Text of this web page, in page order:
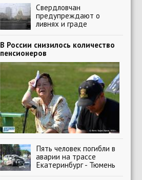
Свердловчан
предупреждают о
ливнях и граде
В России снизилось количество
пенсионеров
Пять человек погибли в
аварии на трассе
Екатеринбург - Тюмень